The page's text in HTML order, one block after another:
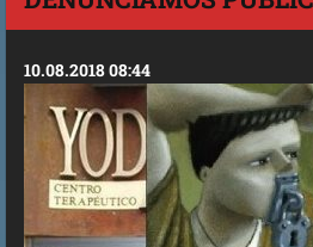
10.08.2018 08:44